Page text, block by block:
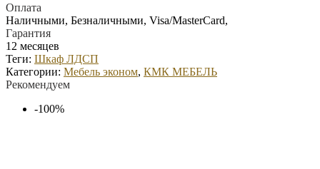
Оплата
Наличными, Безналичными, Visa/MasterCard,
Гарантия
12 месяцев
Теги: Шкаф ЛДСП
Категории: Мебель эконом, КМК МЕБЕЛЬ
Рекомендуем
-100%